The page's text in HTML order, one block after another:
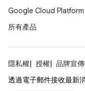
Google Cloud Platform
所有產品
隱私權 授權 品牌宣
透過電子郵件接收最新